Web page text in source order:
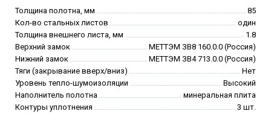
Толщина полотна, мм
85
Кол-во стальных листов
один
Толщина внешнего листа, мм
1.8
Верхний замок
МЕТТЭМ ЗВ8 160.0.0 (Россия)
Нижний замок
МЕТТЭМ ЗВ4 713.0.0 (Россия)
Тяги (закрывание вверх/вниз)
Нет
Уровень тепло-шумоизоляции
Высокий
Наполнитель полотна
минеральная плита
Контуры уплотнения
3 шт.